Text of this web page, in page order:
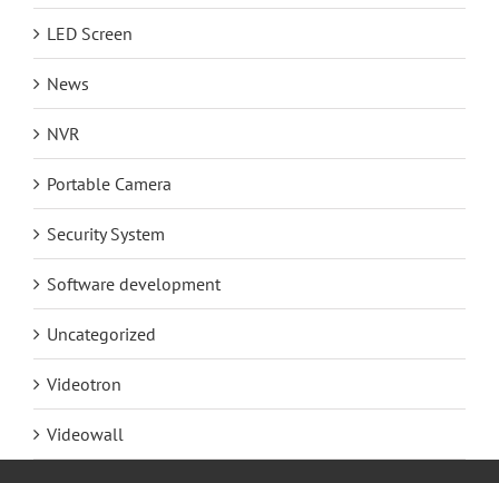
LED Screen
News
NVR
Portable Camera
Security System
Software development
Uncategorized
Videotron
Videowall